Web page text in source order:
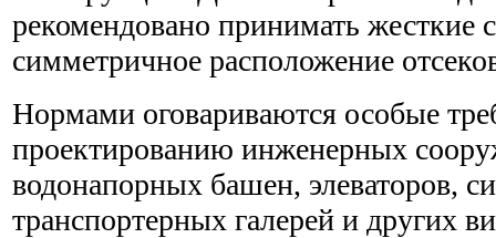
рекомендовано принимать жесткие
симметричное расположение
Нормами оговариваются особые
проектированию инженерных
водонапорных башен, элеваторов,
транспортерных галерей и других